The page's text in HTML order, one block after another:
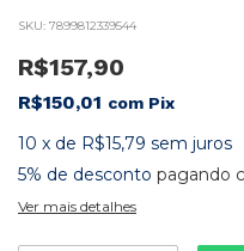
SKU: 7899812339544
R$157,90
R$150,01 com Pix
10 x de R$15,79 sem juros
5% de desconto pagando
Ver mais detalhes